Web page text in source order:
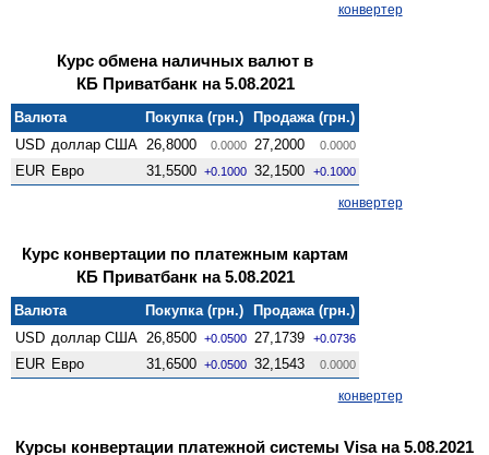
конвертер
Курс обмена наличных валют в
КБ Приватбанк на 5.08.2021
Валюта Покупка (грн.)
Продажа (грн.)
USD доллар США 26,8000 0.0000 27,2000 0.0000
EUR Евро 31,5500 +0.1000 32,1500 +0.1000
конвертер
Курс конвертации по платежным картам
КБ Приватбанк на 5.08.2021
Валюта Покупка (грн.)
Продажа (грн.)
USD доллар США 26,8500 +0.0500 27,1739 +0.0736
EUR Евро 31,6500 +0.0500 32,1543 0.0000
конвертер
Курсы конвертации платежной системы Visa на 5.08.2021